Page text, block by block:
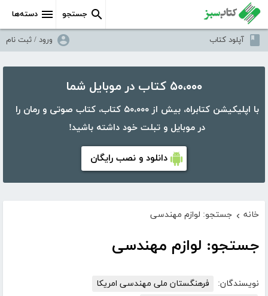
دسته‌ها جستجو
آپلود کتاب ورود / ثبت نام
۵۰،۰۰۰ کتاب در موبایل شما
با اپلیکیشن کتابراه، بیش از ۵۰،۰۰۰ کتاب، کتاب صوتی و رمان را
در موبایل و تبلت خود داشته باشید!
دانلود و نصب رایگان
خانه › جستجو: لوازم مهندسی
جستجو: لوازم مهندسی
نویسندگان:
فرهنگستان ملی مهندسی امریکا